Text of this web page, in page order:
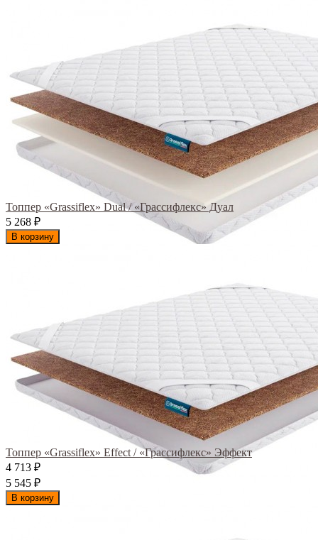
Топпер «Grassiflex» Dual / «Грассифлекс» Дуал
5 268 ₽
В корзину
Топпер «Grassiflex» Effect / «Грассифлекс» Эффект
4 713 ₽
5 545 ₽
В корзину